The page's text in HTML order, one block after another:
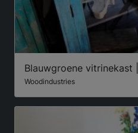
Blauwgroene vitrinekast
Woodindustries